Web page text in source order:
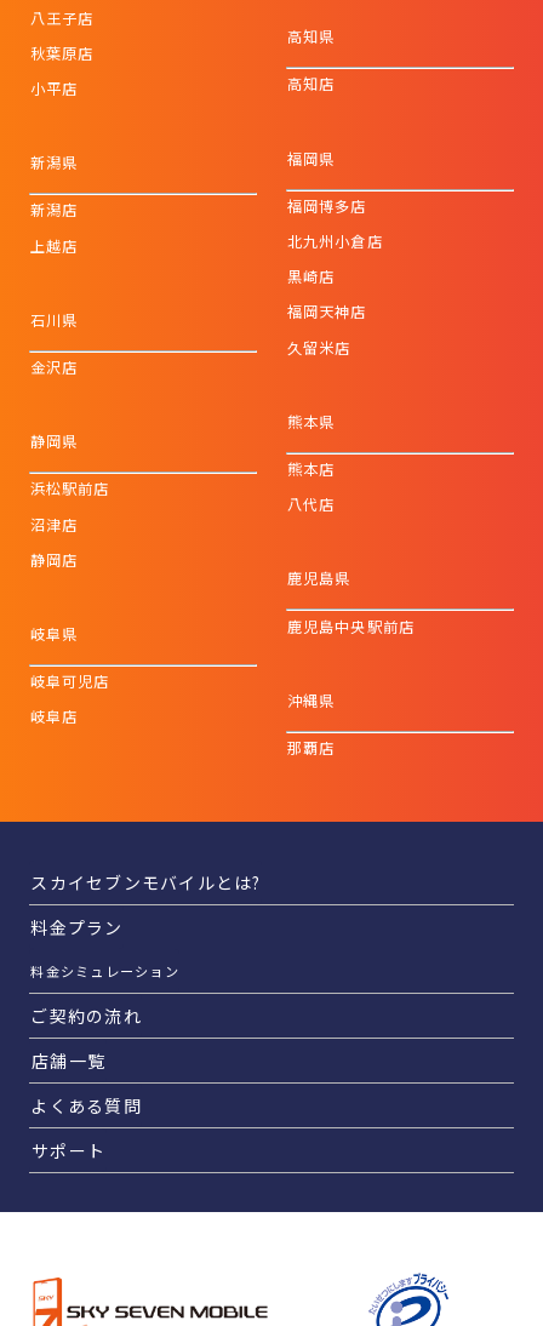
八王子店
秋葉原店
小平店
新潟県
新潟店
上越店
石川県
金沢店
静岡県
浜松駅前店
沼津店
静岡店
岐阜県
岐阜可児店
岐阜店
高知県
高知店
福岡県
福岡博多店
北九州小倉店
黒崎店
福岡天神店
久留米店
熊本県
熊本店
八代店
鹿児島県
鹿児島中央駅前店
沖縄県
那覇店
スカイセブンモバイルとは?
料金プラン
料金シミュレーション
ご契約の流れ
店舗一覧
よくある質問
サポート